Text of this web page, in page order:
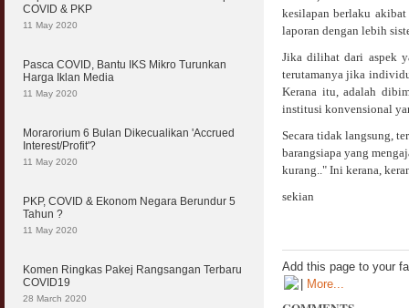
kesilapan berlaku
laporan dengan lebih
Jika dilihat dari aspek
terutamanya jika
Kerana itu, adalah
institusi konvensional
Secara tidak langsung,
barangsiapa yang
kurang.." Ini kerana,
sekian
Add this page to your
| More...
COVID & PKP
11 May 2020
Pasca COVID, Bantu IKS Mikro Turunkan
Harga Iklan Media
11 May 2020
Morarorium 6 Bulan Dikecualikan 'Accrued
Interest/Profit'?
11 May 2020
PKP, COVID & Ekonom Negara Berundur 5
Tahun ?
11 May 2020
Komen Ringkas Pakej Rangsangan Terbaru
COVID19
28 March 2020